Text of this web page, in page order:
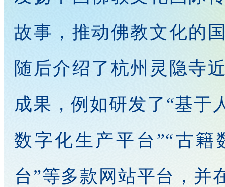
故事，推动佛教文化的
随后介绍了杭州灵隐寺
成果，例如研发了“基于
数字化生产平台”“古籍
台”等多款网站平台，并